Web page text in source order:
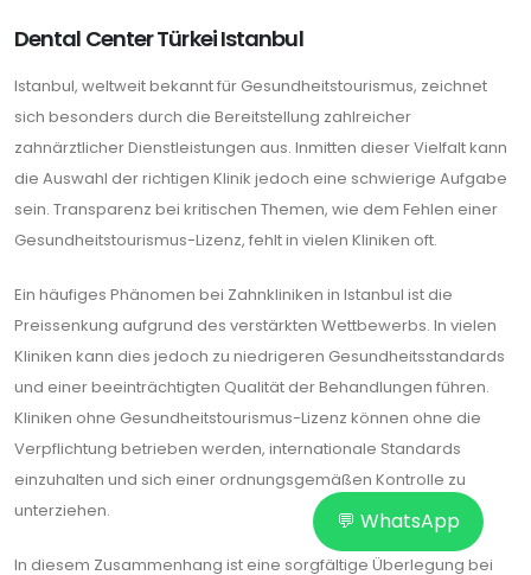
💬 WhatsApp
Dental Center Türkei Istanbul
Istanbul, weltweit bekannt für Gesundheitstourismus, zeichnet
sich besonders durch die Bereitstellung zahlreicher
zahnärztlicher Dienstleistungen aus. Inmitten dieser Vielfalt kann
die Auswahl der richtigen Klinik jedoch eine schwierige Aufgabe
sein. Transparenz bei kritischen Themen, wie dem Fehlen einer
Gesundheitstourismus-Lizenz, fehlt in vielen Kliniken oft.
Ein häufiges Phänomen bei Zahnkliniken in Istanbul ist die
Preissenkung aufgrund des verstärkten Wettbewerbs. In vielen
Kliniken kann dies jedoch zu niedrigeren Gesundheitsstandards
und einer beeinträchtigten Qualität der Behandlungen führen.
Kliniken ohne Gesundheitstourismus-Lizenz können ohne die
Verpflichtung betrieben werden, internationale Standards
einzuhalten und sich einer ordnungsgemäßen Kontrolle zu
unterziehen.
In diesem Zusammenhang ist eine sorgfältige Überlegung bei